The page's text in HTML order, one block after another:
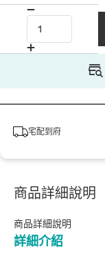
宅配到府
商品詳細說明
商品詳細說明
詳細介紹